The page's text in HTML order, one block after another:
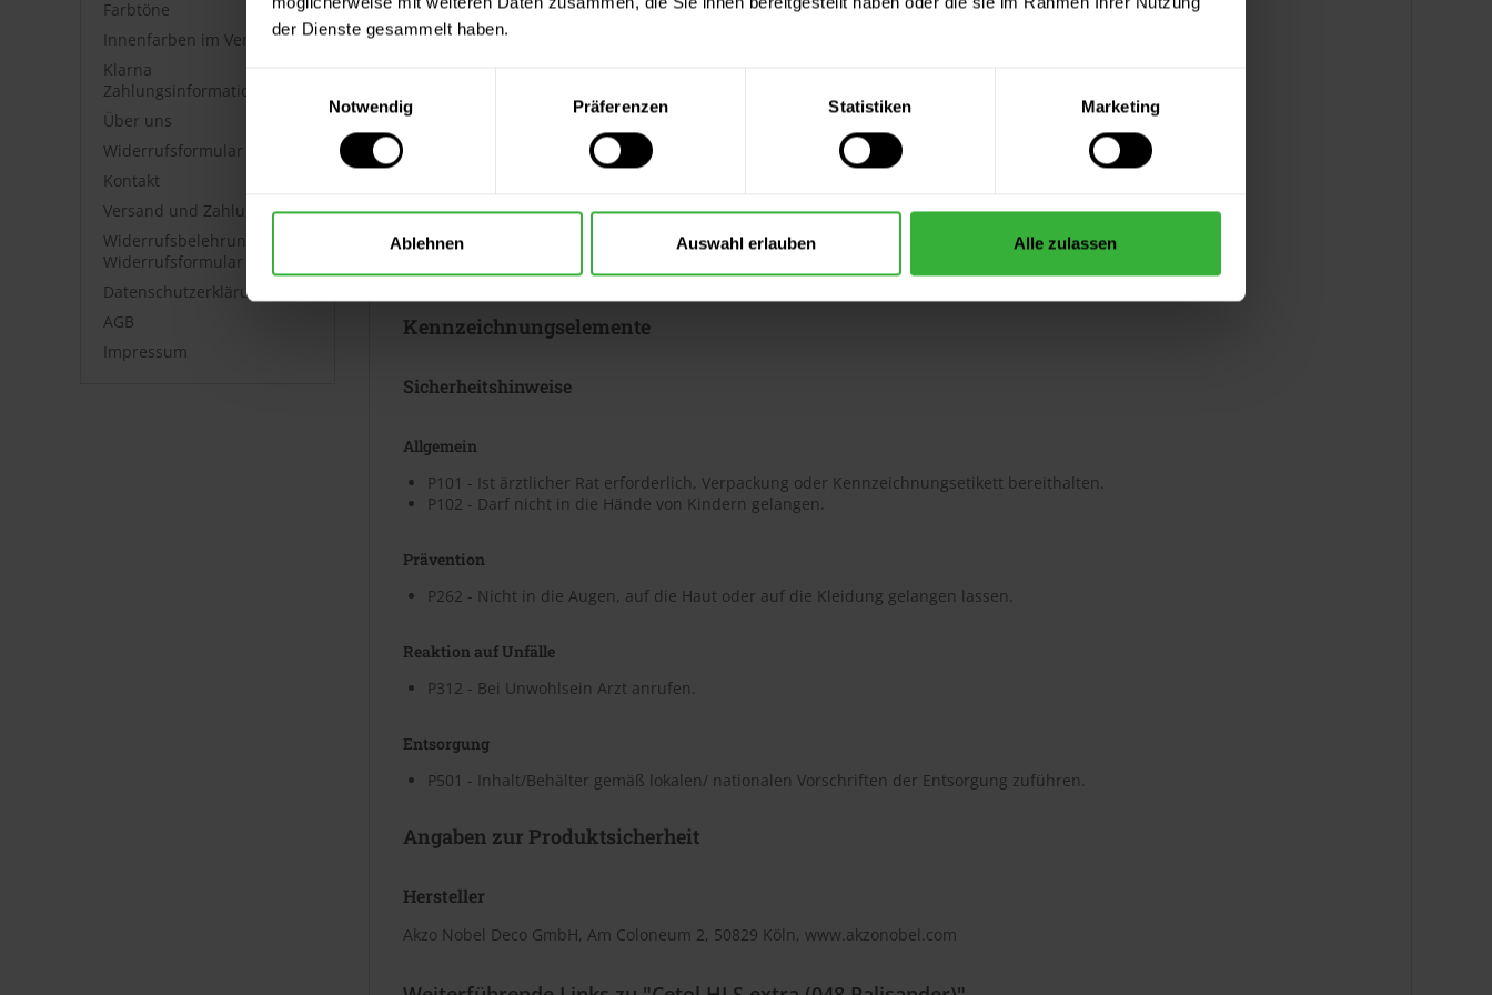
der Dienste gesammelt haben.
Notwendig
Präferenzen Statistiken Marketing
Ablehnen Auswahl erlauben Alle zulassen
Farbtöne
Innenfarben im Vergleich
Klarna
Zahlungsinformationen
Über uns
Widerrufsformular
Kontakt
Versand und Zahlung
Widerrufsbelehrung &
Widerrufsformular
Datenschutzerklärung
AGB
Impressum
Merkblatt.
Datenblätter & Dokumente
Sicherheitsdatenblätter
Sicherheitsdatenblatt (PDF)
Technisches Merkblatt (PDF)
Kennzeichnungselemente
Sicherheitshinweise
Allgemein
P101 - Ist ärztlicher Rat erforderlich, Verpackung oder Kennzeichnungsetikett bereithalten.
P102 - Darf nicht in die Hände von Kindern gelangen.
Prävention
P262 - Nicht in die Augen, auf die Haut oder auf die Kleidung gelangen lassen.
Reaktion auf Unfälle
P312 - Bei Unwohlsein Arzt anrufen.
Entsorgung
P501 - Inhalt/Behälter gemäß lokalen/ nationalen Vorschriften der Entsorgung zuführen.
Angaben zur Produktsicherheit
Hersteller
Akzo Nobel Deco GmbH, Am Coloneum 2, 50829 Köln, www.akzonobel.com